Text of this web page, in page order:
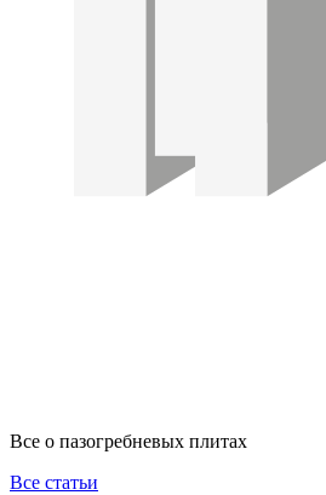
Все о пазогребневых плитах
Все статьи